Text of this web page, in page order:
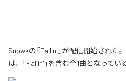
Snowkの「Fallin'」が配信開始された
は、「Fallin'」を含む全1曲となってい